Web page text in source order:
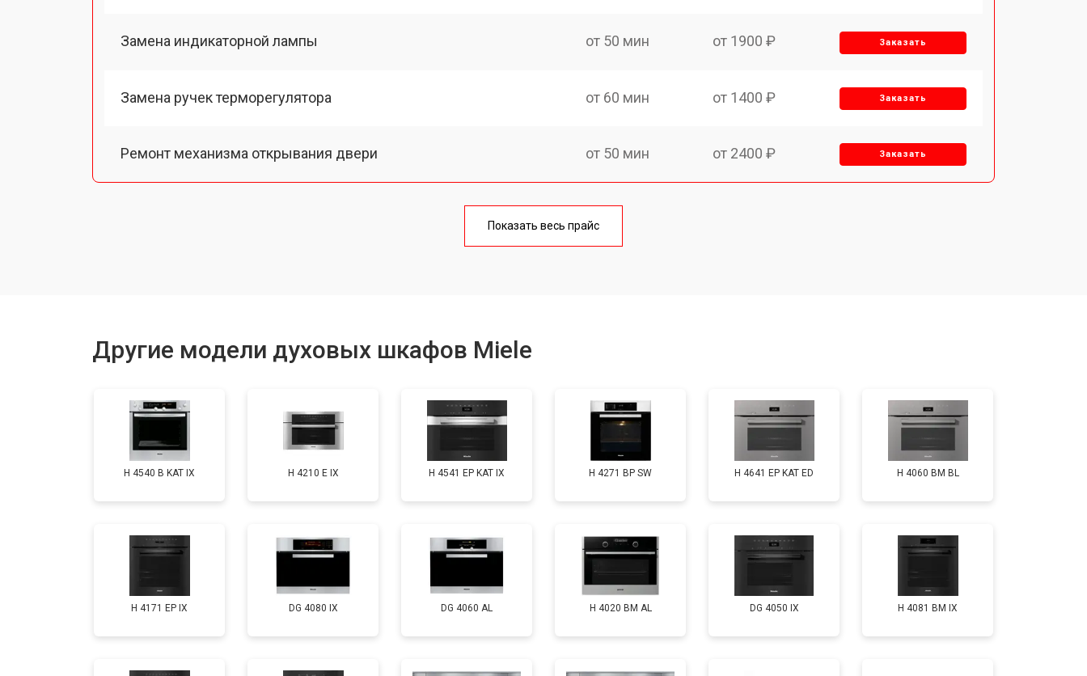
Замена индикаторной лампы от 50 мин от 1900 ₽ Заказать
Замена ручек терморегулятора от 60 мин от 1400 ₽ Заказать
Ремонт механизма открывания двери от 50 мин от 2400 ₽ Заказать
от 90 мин
Показать весь прайс
Другие модели духовых шкафов Miele
H 4540 B KAT IX H 4210 E IX H 4541 EP KAT IX H 4271 BP SW H 4641 EP KAT ED H 4060 BM BL
H 4171 EP IX DG 4080 IX DG 4060 AL H 4020 BM AL DG 4050 IX H 4081 ВМ IX